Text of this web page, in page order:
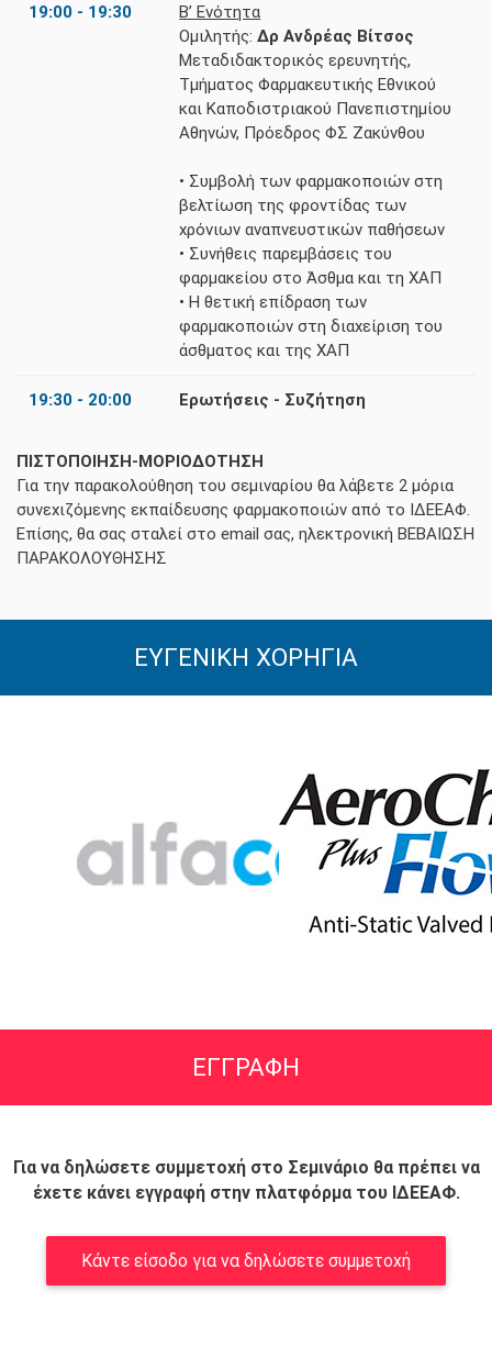
19:00 - 19:30
Β’ Ενότητα
Ομιλητής:Δρ Ανδρέας Βίτσος
Μεταδιδακτορικός ερευνητής,
Τμήματος Φαρμακευτικής Εθνικού
και Καποδιστριακού Πανεπιστημίου
Αθηνών, Πρόεδρος ΦΣ Ζακύνθου
• Συμβολή των φαρμακοποιών στη
βελτίωση της φροντίδας των
χρόνιων αναπνευστικών παθήσεων
• Συνήθεις παρεμβάσεις του
φαρμακείου στο Άσθμα και τη ΧΑΠ
• Η θετική επίδραση των
φαρμακοποιών στη διαχείριση του
άσθματος και της ΧΑΠ
19:30 - 20:00 Ερωτήσεις - Συζήτηση
ΠΙΣΤΟΠΟΙΗΣΗ-ΜΟΡΙΟΔΟΤΗΣΗ
Για την παρακολούθηση του σεμιναρίου θα λάβετε 2 μόρια
συνεχιζόμενης εκπαίδευσης φαρμακοποιών από το ΙΔΕΕΑΦ.
Επίσης, θα σας σταλεί στο email σας, ηλεκτρονική ΒΕΒΑΙΩΣΗ
ΠΑΡΑΚΟΛΟΥΘΗΣΗΣ
ΕΥΓΕΝΙΚΗ ΧΟΡΗΓΙΑ
ΕΓΓΡΑΦΗ
Για να δηλώσετε συμμετοχή στο Σεμινάριο θα πρέπει να
έχετε κάνει εγγραφή στην πλατφόρμα του ΙΔΕΕΑΦ.
Κάντε είσοδο για να δηλώσετε συμμετοχή